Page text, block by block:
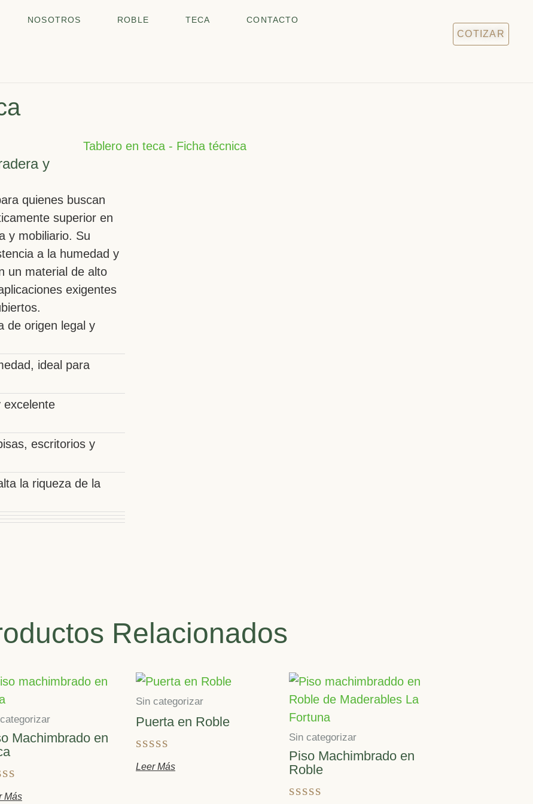
NOSOTROS ROBLE TECA CONTACTO
COTIZAR
y
quienes buscan
superior en
y mobiliario. Su
a la humedad y
un material de alto
exigentes
de origen legal y
ideal para
excelente
escritorios y
la riqueza de la
Relacionados
Machimbrado en
Más
Sin categorizar
Puerta en Roble
Valorado
Leer Más
Sin categorizar
Piso Machimbrado en
Roble